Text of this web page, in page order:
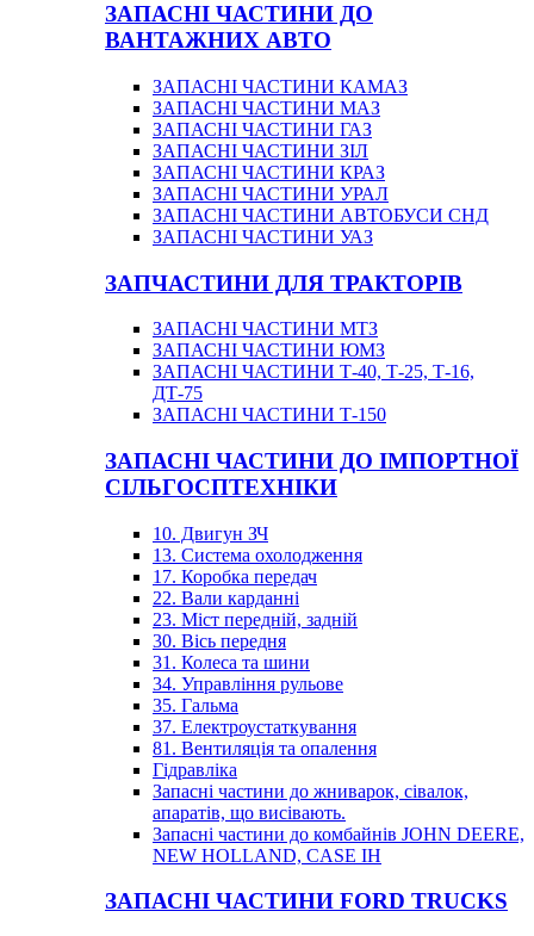
ЗАПАСНІ ЧАСТИНИ ДО
ВАНТАЖНИХ АВТО
ЗАПАСНІ ЧАСТИНИ КАМАЗ
ЗАПАСНІ ЧАСТИНИ МАЗ
ЗАПАСНІ ЧАСТИНИ ГАЗ
ЗАПАСНІ ЧАСТИНИ ЗІЛ
ЗАПАСНІ ЧАСТИНИ КРАЗ
ЗАПАСНІ ЧАСТИНИ УРАЛ
ЗАПАСНІ ЧАСТИНИ АВТОБУСИ СНД
ЗАПАСНІ ЧАСТИНИ УАЗ
ЗАПЧАСТИНИ ДЛЯ ТРАКТОРІВ
ЗАПАСНІ ЧАСТИНИ МТЗ
ЗАПАСНІ ЧАСТИНИ ЮМЗ
ЗАПАСНІ ЧАСТИНИ Т-40, Т-25, Т-16,
ДТ-75
ЗАПАСНІ ЧАСТИНИ Т-150
ЗАПАСНІ ЧАСТИНИ ДО ІМПОРТНОЇ
СІЛЬГОСПТЕХНІКИ
10. Двигун ЗЧ
13. Система охолодження
17. Коробка передач
22. Вали карданні
23. Міст передній, задній
30. Вісь передня
31. Колеса та шини
34. Управління рульове
35. Гальма
37. Електроустаткування
81. Вентиляція та опалення
Гідравліка
Запасні частини до жниварок, сівалок,
апаратів, що висівають.
Запасні частини до комбайнів JOHN DEERE,
NEW HOLLAND, CASE IH
ЗАПАСНІ ЧАСТИНИ FORD TRUCKS